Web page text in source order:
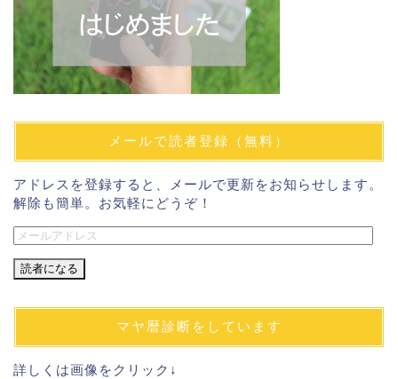
メールで読者登録（無料）
アドレスを登録すると、メールで更新をお知らせします。
解除も簡単。お気軽にどうぞ！
メ
ル
ド
ス
マヤ暦診断をしています
詳しくは画像をクリック↓